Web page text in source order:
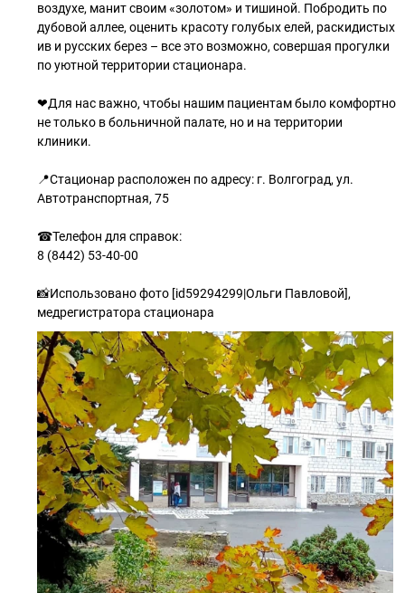
воздухе, манит своим «золотом» и тишиной. Побродить по
дубовой аллее, оценить красоту голубых елей, раскидистых
ив и русских берез – все это возможно, совершая прогулки
по уютной территории стационара.
❤Для нас важно, чтобы нашим пациентам было комфортно
не только в больничной палате, но и на территории
клиники.
📍Стационар расположен по адресу: г. Волгоград, ул.
Автотранспортная, 75
☎Телефон для справок:
8 (8442) 53-40-00
📸Использовано фото [id59294299|Ольги Павловой],
медрегистратора стационара